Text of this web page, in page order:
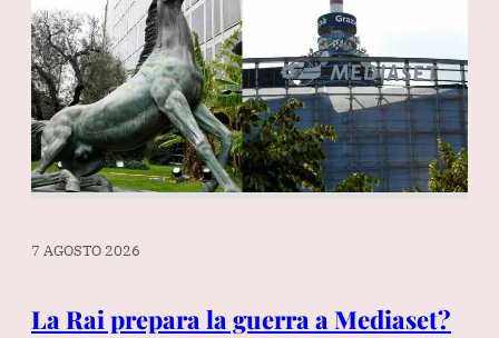
7 AGOSTO 2026
La Rai prepara la guerra a Mediaset?